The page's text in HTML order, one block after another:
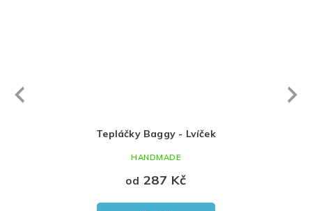
Tepláčky Baggy - Lvíček
od 287 Kč
HANDMADE
Next